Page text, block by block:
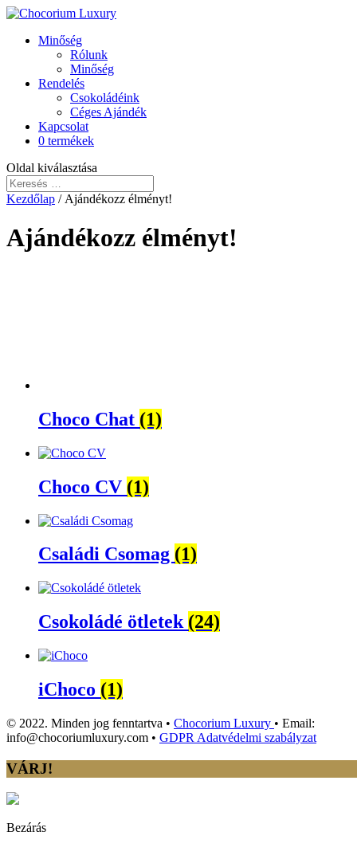
Minőség
Rólunk
Minőség
Rendelés
Csokoládéink
Céges Ajándék
Kapcsolat
0 termékek
Oldal kiválasztása
Kezdőlap / Ajándékozz élményt!
Ajándékozz élményt!
Choco Chat (1)
Choco CV (1)
Családi Csomag (1)
Csokoládé ötletek (24)
iChoco (1)
© 2022. Minden jog fenntartva • Chocorium Luxury • Email:
info@chocoriumluxury.com • GDPR Adatvédelmi szabályzat
VÁRJ!
Bezárás